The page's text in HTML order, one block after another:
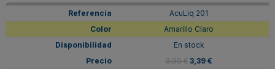
AcuLiq 201
Amarillo Claro
En stock
3,99 € 3,39 €